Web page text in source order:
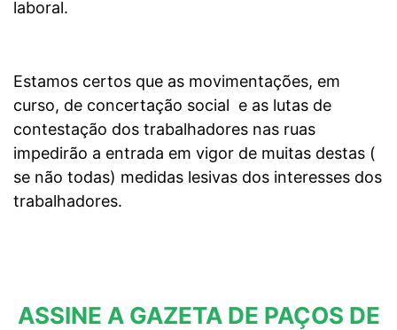
laboral.
Estamos certos que as movimentações, em
curso, de concertação social e as lutas de
contestação dos trabalhadores nas ruas
impedirão a entrada em vigor de muitas destas (
se não todas) medidas lesivas dos interesses dos
trabalhadores.
ASSINE A GAZETA DE PAÇOS DE